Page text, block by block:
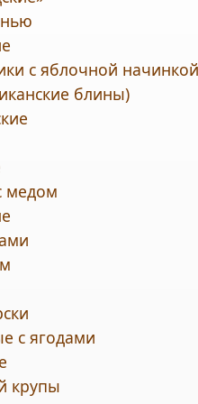
с яблочной начинкой
блины)
медом
с ягодами
крупы